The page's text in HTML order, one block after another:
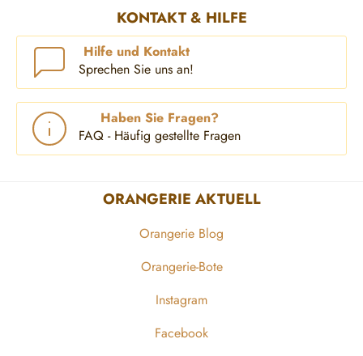
KONTAKT & HILFE
Hilfe und Kontakt
Sprechen Sie uns an!
Haben Sie Fragen?
FAQ - Häufig gestellte Fragen
ORANGERIE AKTUELL
Orangerie Blog
Orangerie-Bote
Instagram
Facebook